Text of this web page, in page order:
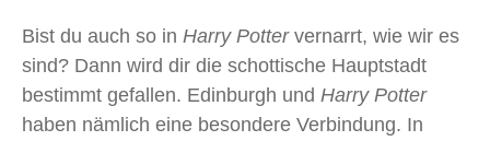
Bist du auch so in Harry Pottervernarrt, wie wir es
sind? Dann wird dir die schottische Hauptstadt
bestimmt gefallen. Edinburgh und Harry Potter
haben nämlich eine besondere Verbindung. In